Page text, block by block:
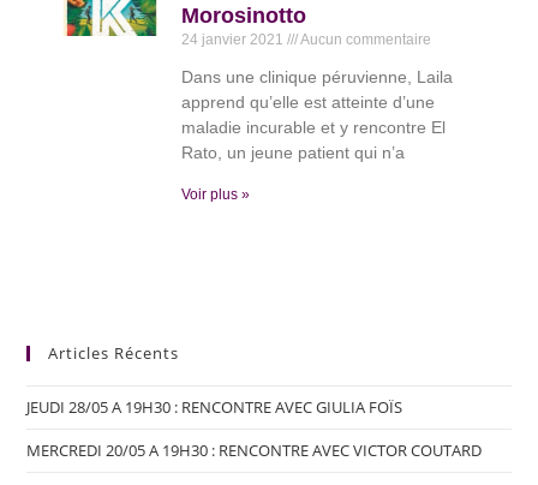
Morosinotto
24 janvier 2021 Aucun commentaire
Dans une clinique péruvienne, Laila
apprend qu’elle est atteinte d’une
maladie incurable et y rencontre El
Rato, un jeune patient qui n’a
Voir plus »
Articles Récents
JEUDI 28/05 A 19H30 : RENCONTRE AVEC GIULIA FOÏS
MERCREDI 20/05 A 19H30 : RENCONTRE AVEC VICTOR COUTARD